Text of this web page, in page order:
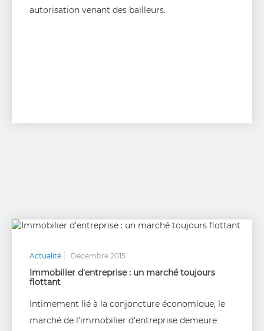
autorisation venant des bailleurs.
Actualité Décembre 2015
Immobilier d'entreprise : un marché toujours
flottant
Intimement lié à la conjoncture économique, le
marché de l'immobilier d'entreprise demeure